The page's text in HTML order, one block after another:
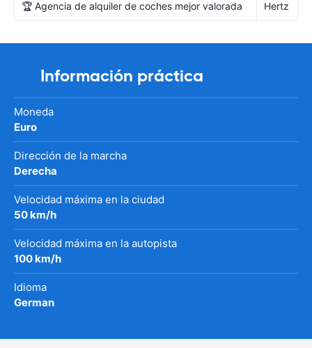
🏆 Agencia de alquiler de coches mejor valorada Hertz
Información práctica
Moneda
Euro
Dirección de la marcha
Derecha
Velocidad máxima en la ciudad
50 km/h
Velocidad máxima en la autopista
100 km/h
Idioma
German